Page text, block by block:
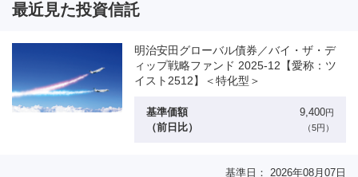
最近見た投資信託
明治安田グローバル債券／バイ・ザ・デ
ィップ戦略ファンド 2025-12【愛称：ツ
イスト2512】＜特化型＞
基準価額
（前日比）
9,400円
（5円）
基準日： 2026年08月07日